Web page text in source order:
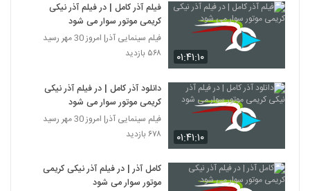
۰۱:۴۱:۱۰
فیلم آذر کامل | در فیلم آذر نیکی
کریمی موتور سوار می شود
فیلم سینمایی آذر| امروز 30 مهر رسید
۵۶۸ بازدید
۰۱:۴۱:۱۰
دانلود آذر کامل | در فیلم آذر نیکی
کریمی موتور سوار می شود
فیلم سینمایی آذر| امروز 30 مهر رسید
۶۷۸ بازدید
کامل آذر | در فیلم آذر نیکی کریمی
موتور سوار می شود